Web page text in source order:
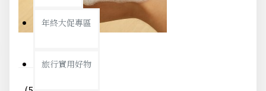
年終大促專區
旅行實用好物